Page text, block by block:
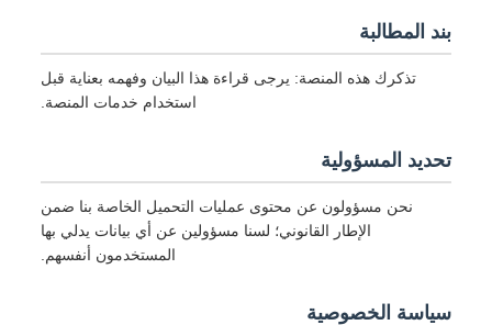
بند المطالبة
تذكرك هذه المنصة: يرجى قراءة هذا البيان وفهمه بعناية قبل
استخدام خدمات المنصة.
تحديد المسؤولية
نحن مسؤولون عن محتوى عمليات التحميل الخاصة بنا ضمن
الإطار القانوني؛ لسنا مسؤولين عن أي بيانات يدلي بها
المستخدمون أنفسهم.
سياسة الخصوصية